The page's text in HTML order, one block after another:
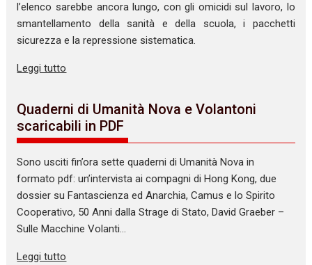
l’elenco sarebbe ancora lungo, con gli omicidi sul lavoro, lo
smantellamento della sanità e della scuola, i pacchetti
sicurezza e la repressione sistematica.
Leggi tutto
Quaderni di Umanità Nova e Volantoni
scaricabili in PDF
Sono usciti fin’ora sette quaderni di Umanità Nova in
formato pdf: un’intervista ai compagni di Hong Kong, due
dossier su Fantascienza ed Anarchia, Camus e lo Spirito
Cooperativo, 50 Anni dalla Strage di Stato, David Graeber –
Sulle Macchine Volanti…
Leggi tutto